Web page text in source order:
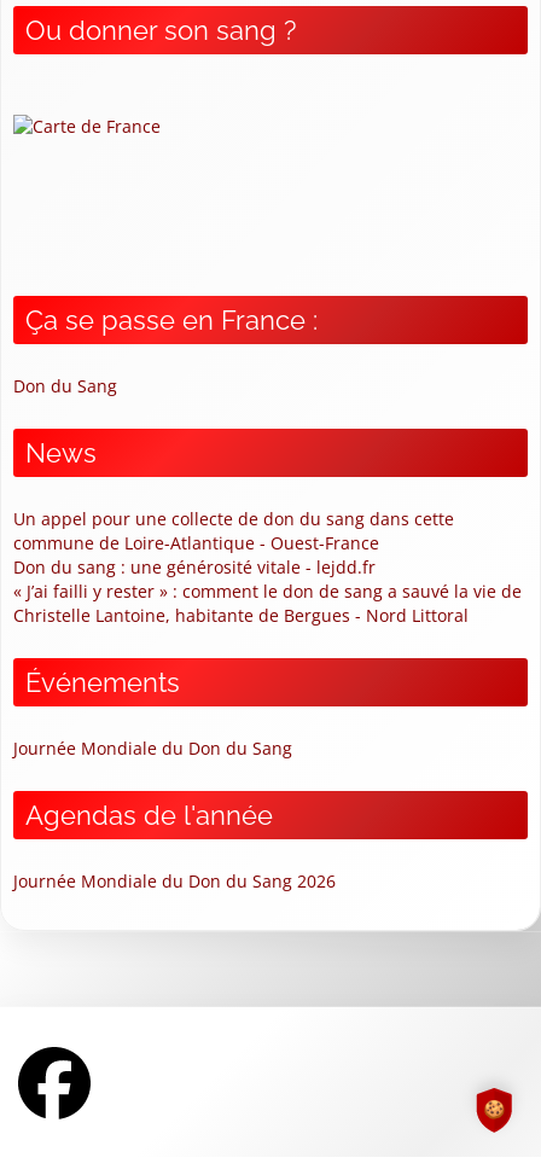
Ou donner son sang ?
Ça se passe en France :
Don du Sang
News
Un appel pour une collecte de don du sang dans cette
commune de Loire-Atlantique - Ouest-France
Don du sang : une générosité vitale - lejdd.fr
« J’ai failli y rester » : comment le don de sang a sauvé la vie de
Christelle Lantoine, habitante de Bergues - Nord Littoral
Événements
Journée Mondiale du Don du Sang
Agendas de l'année
Journée Mondiale du Don du Sang 2026